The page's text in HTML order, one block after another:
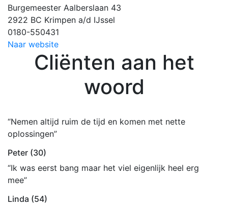
Burgemeester Aalberslaan 43
2922 BC Krimpen a/d IJssel
0180-550431
Naar website
Cliënten aan het
woord
“Nemen altijd ruim de tijd en komen met nette
oplossingen”
Peter (30)
“Ik was eerst bang maar het viel eigenlijk heel erg
mee”
Linda (54)